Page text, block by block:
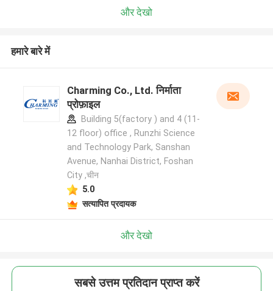
और देखो
हमारे बारे में
Charming Co., Ltd. निर्माता
प्रोफ़ाइल
Building 5(factory ) and 4 (11-
12 floor) office , Runzhi Science
and Technology Park, Sanshan
Avenue, Nanhai District, Foshan
City ,चीन
5.0
सत्यापित प्रदायक
और देखो
सबसे उत्तम प्रतिदान प्राप्त करें